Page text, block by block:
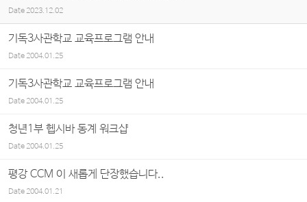
Date 2023.12.02
기독3사관학교 교육프로그램 안내
Date2004.01.25
기독3사관학교 교육프로그램 안내
Date2004.01.25
청년1부 헵시바 동계 워크샵
Date2004.01.25
평강 CCM 이 새롭게 단장했습니다..
Date2004.01.21